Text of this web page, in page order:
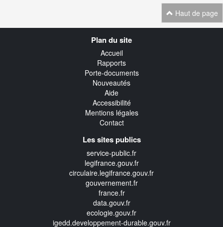
Haut de page
Plan du site
Accueil
Rapports
Porte-documents
Nouveautés
Aide
Accessibilité
Mentions légales
Contact
Les sites publics
service-public.fr
legifrance.gouv.fr
circulaire.legifrance.gouv.fr
gouvernement.fr
france.fr
data.gouv.fr
ecologie.gouv.fr
igedd.developpement-durable.gouv.fr